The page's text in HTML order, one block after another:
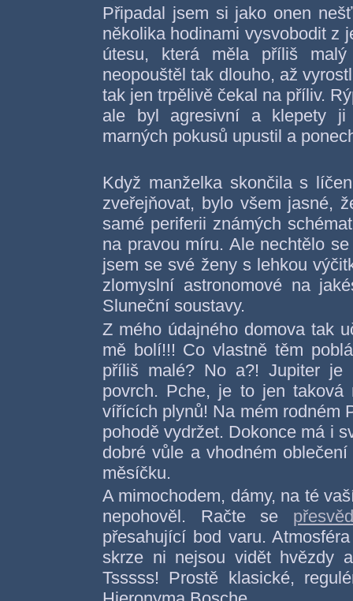
Připadal jsem si jako onen
několika hodinami vysvobodit z
útesu, která měla příliš
neopouštěl tak dlouho, až
tak jen trpělivě čekal na příliv.
ale byl agresivní a klepety ji
marných pokusů upustil a
Když manželka skončila s
zveřejňovat, bylo všem jasné,
samé periferii známých
na pravou míru. Ale nechtělo
jsem se své ženy s lehkou
zlomyslní astronomové na
Sluneční soustavy.
Z mého údajného domova tak
mě bolí!!! Co vlastně těm
příliš malé? No a?! Jupiter
povrch. Pche, je to jen taková
vířících plynů! Na mém rodném
pohodě vydržet. Dokonce má i
dobré vůle a vhodném
měsíčku.
A mimochodem, dámy, na té
nepohověl. Račte se
přesahující bod varu.
skrze ni nejsou vidět hvězdy
Tsssss! Prostě klasické,